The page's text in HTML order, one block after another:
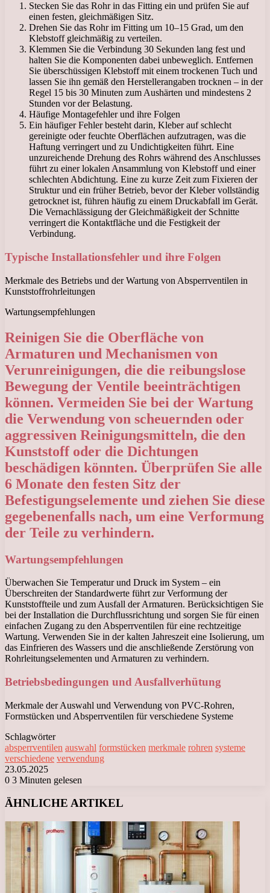
Stecken Sie das Rohr in das Fitting ein und prüfen Sie auf
einen festen, gleichmäßigen Sitz.
Drehen Sie das Rohr im Fitting um 10–15 Grad, um den
Klebstoff gleichmäßig zu verteilen.
Klemmen Sie die Verbindung 30 Sekunden lang fest und
halten Sie die Komponenten dabei unbeweglich. Entfernen
Sie überschüssigen Klebstoff mit einem trockenen Tuch und
lassen Sie ihn gemäß den Herstellerangaben trocknen – in der
Regel 15 bis 30 Minuten zum Aushärten und mindestens 2
Stunden vor der Belastung.
Häufige Montagefehler und ihre Folgen
Ein häufiger Fehler besteht darin, Kleber auf schlecht
gereinigte oder feuchte Oberflächen aufzutragen, was die
Haftung verringert und zu Undichtigkeiten führt. Eine
unzureichende Drehung des Rohrs während des Anschlusses
führt zu einer lokalen Ansammlung von Klebstoff und einer
schlechten Abdichtung. Eine zu kurze Zeit zum Fixieren der
Struktur und ein früher Betrieb, bevor der Kleber vollständig
getrocknet ist, führen häufig zu einem Druckabfall im Gerät.
Die Vernachlässigung der Gleichmäßigkeit der Schnitte
verringert die Kontaktfläche und die Festigkeit der
Verbindung.
Typische Installationsfehler und ihre Folgen
Merkmale des Betriebs und der Wartung von Absperrventilen in
Kunststoffrohrleitungen
Wartungsempfehlungen
Reinigen Sie die Oberfläche von
Armaturen und Mechanismen von
Verunreinigungen, die die reibungslose
Bewegung der Ventile beeinträchtigen
können. Vermeiden Sie bei der Wartung
die Verwendung von scheuernden oder
aggressiven Reinigungsmitteln, die den
Kunststoff oder die Dichtungen
beschädigen könnten. Überprüfen Sie alle
6 Monate den festen Sitz der
Befestigungselemente und ziehen Sie diese
gegebenenfalls nach, um eine Verformung
der Teile zu verhindern.
Wartungsempfehlungen
Überwachen Sie Temperatur und Druck im System – ein
Überschreiten der Standardwerte führt zur Verformung der
Kunststoffteile und zum Ausfall der Armaturen. Berücksichtigen Sie
bei der Installation die Durchflussrichtung und sorgen Sie für einen
einfachen Zugang zu den Absperrventilen für eine rechtzeitige
Wartung. Verwenden Sie in der kalten Jahreszeit eine Isolierung, um
das Einfrieren des Wassers und die anschließende Zerstörung von
Rohrleitungselementen und Armaturen zu verhindern.
Betriebsbedingungen und Ausfallverhütung
Merkmale der Auswahl und Verwendung von PVC-Rohren,
Formstücken und Absperrventilen für verschiedene Systeme
Schlagwörter
absperrventilen auswahl formstücken merkmale rohren systeme
verschiedene verwendung
23.05.2025
0 3 Minuten gelesen
ÄHNLICHE ARTIKEL